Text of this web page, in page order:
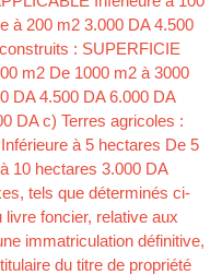
à 200 m2 3.000 DA 4.500
: SUPERFICIE
m2 De 1000 m2 à 3000
DA 4.500 DA 6.000 DA
DA c) Terres agricoles :
à 5 hectares De 5
10 hectares 3.000 DA
tels que déterminés ci-
foncier, relative aux
immatriculation définitive,
du titre de propriété